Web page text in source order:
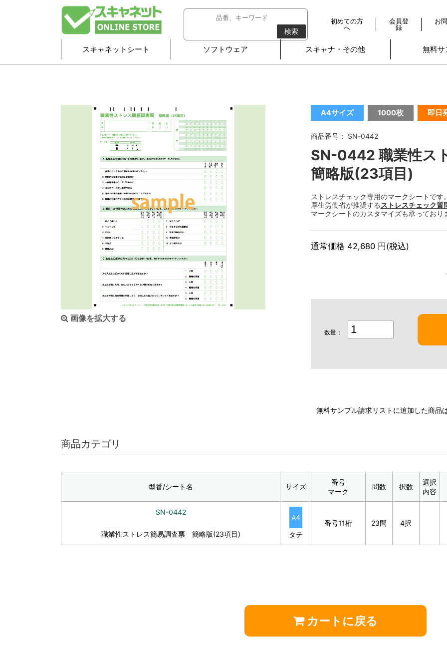
検索
初めての方
へ
会員登
録
お
スキャネットシート ソフトウェア スキャナ・その他 無料サ
画像を拡大する
A4サイズ 1000枚 即日
商品番号： SN-0442
SN-0442 職業性ス
簡略版(23項目)
ストレスチェック専用のマークシートです。
厚生労働省が推奨する ストレスチェック質
マークシートのカスタマイズも承っており
通常価格 42,680 円(税込)
数量：
無料サンプル請求リストに追加した商品
商品カテゴリ
型番/シート名 サイズ
番号
マーク
問数 択数
選択
内容
SN-0442
職業性ストレス簡易調査票 簡略版(23項目)
A4
タテ
番号11桁 23問 4択
カートに戻る